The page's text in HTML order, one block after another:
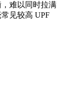
难以同时拉满
见较高 UPF